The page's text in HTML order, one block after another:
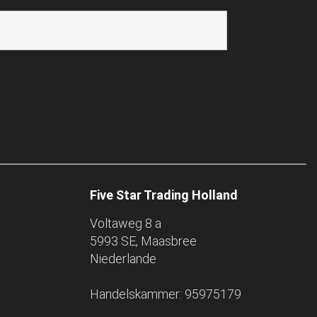
Five Star Trading Holland
Voltaweg 8 a
5993 SE, Maasbree
Niederlande
Handelskammer: 95975179